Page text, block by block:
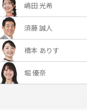
嶋田 光希
須藤 誠人
橋本 ありす
堀 優奈